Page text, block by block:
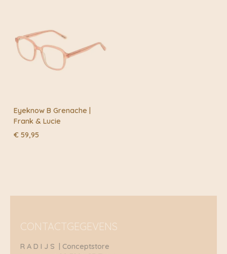
Eyeknow B Grenache |
Frank & Lucie
€ 59,95
CONTACTGEGEVENS
R A D I J S | Conceptstore